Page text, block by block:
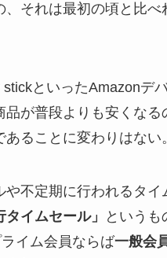
、それは最初の頃と比べ
といったAmazonデ
品が普段よりも安くなる
あることに変わりはない。
や不定期に行われるタイ
タイムセール」
というも
イム会員ならば一般会